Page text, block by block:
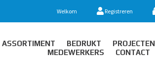
Welkom Registreren
ASSORTIMENT BEDRUKT PROJECTEN
MEDEWERKERS
CONTACT